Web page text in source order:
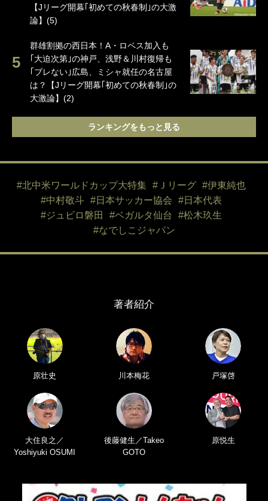
【Jリーグ開幕｢初めての秋春制｣の大激
論】(5)
群雄割拠の西日本！A・ロペス加入も
｢大迫次第｣の神戸、浅野＆川村復帰も
｢ブレない｣広島、ミシャ就任の名古屋
は？【Jリーグ開幕｢初めての秋春制｣の
大激論】(2)
ランキングをもっと見る
#北中米ワールドカップ大特集 #Ｊリーグ
#伊東純也
#中村敬斗
#日本サッカー協会
#日本代表
#ジュビロ磐田
#ベガルタ仙台
#松木玖生
#なでしこジャパン
著者紹介
原壮史 川本梅花 戸塚啓
大住良之／
Yoshiyuki OSUMI
後藤健生／Takeo
GOTO
原悦生